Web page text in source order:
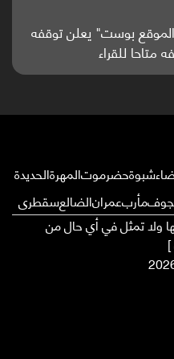
ألزهايمر بدراسة
شبوةحضرموتالمهرةالحديدة
مأربعمرانالضالعسقطرى
ولا تمثل في أي حال من
]